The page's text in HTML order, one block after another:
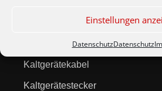
Einstellungen
DatenschutzDatenschutz
Netzleitungen
Kaltgerätekabel
Kaltgerätestecker